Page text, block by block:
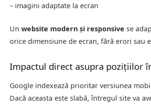
– imagini adaptate la ecran
Un website modern și responsive se
orice dimensiune de ecran, fără erori sau
Impactul direct asupra pozițiilor
Google indexează prioritar versiunea
Dacă aceasta este slabă, întregul site va